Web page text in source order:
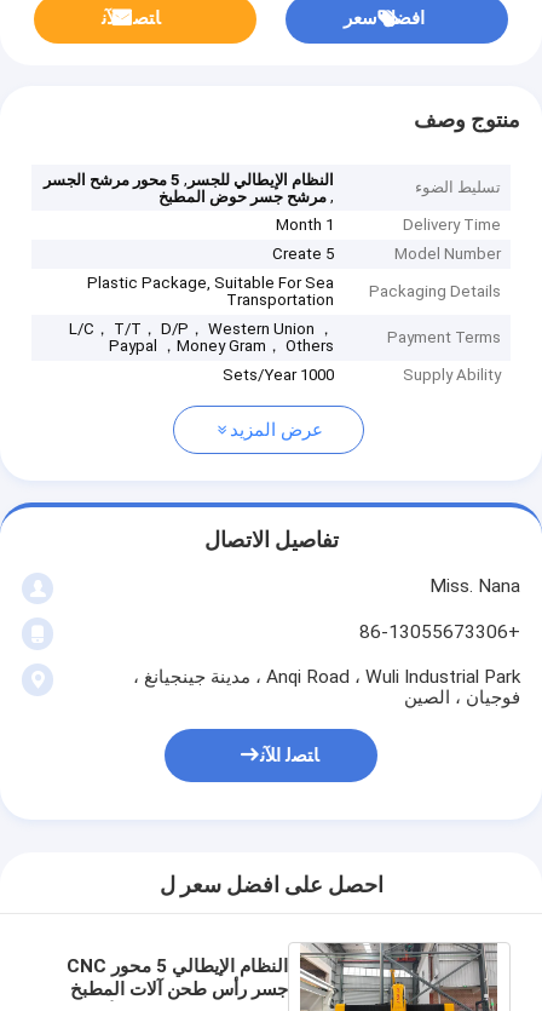
افضل سعر ﺎﺘﺼﻟ ﺍﻶﻧ
منتوج وصف
تسليط الضوء النظام الإيطالي للجسر , 5 محور مرشح الجسر
,مرشح جسر حوض المطبخ
Delivery Time
1 Month
Model Number
Create 5
Packaging Details
Plastic Package, Suitable For Sea
Transportation
Payment Terms
L/C， T/T， D/P， Western Union ，
Paypal ，Money Gram， Others
Supply Ability
1000 Sets/Year
عرض المزيد
تفاصيل الاتصال
Miss. Nana
+86-13055673306
Anqi Road ، Wuli Industrial Park ، مدينة جينجيانغ ،
فوجيان ، الصين
ﺎﺘﺼﻟ ﺍﻶﻧ
احصل على افضل سعر ل
النظام الإيطالي 5 محور CNC
جسر رأس طحن آلات المطبخ